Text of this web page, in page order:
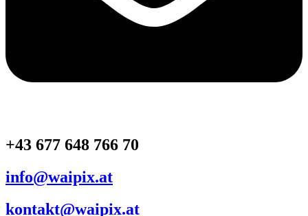
+43 677 648 766 70
info@waipix.at
kontakt@waipix.at